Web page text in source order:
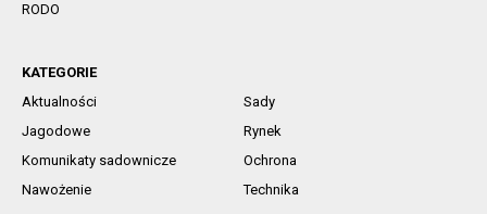
RODO
KATEGORIE
Aktualności
Sady
Jagodowe
Rynek
Komunikaty sadownicze
Ochrona
Nawożenie
Technika